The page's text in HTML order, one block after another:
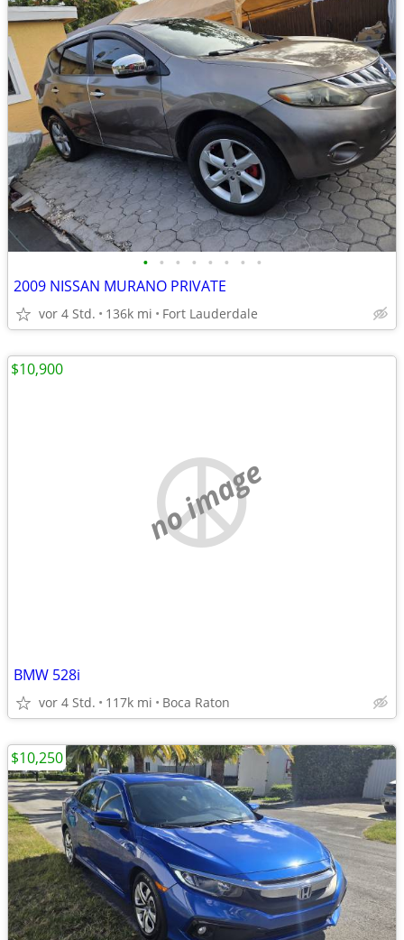
• • • • • • • •
2009 NISSAN MURANO PRIVATE
vor 4 Std. 136k mi Fort Lauderdale
no image
BMW 528i
vor 4 Std. 117k mi Boca Raton
$10,900
$10,250